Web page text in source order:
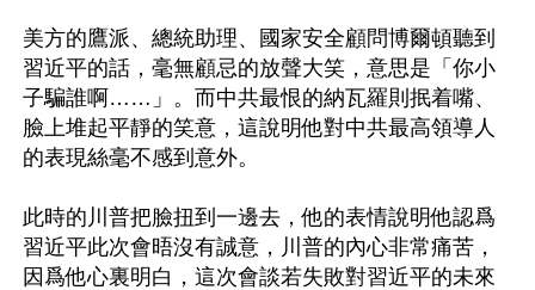
美方的鷹派、總統助理、國家安全顧問博爾頓聽到
習近平的話，毫無顧忌的放聲大笑，意思是「你小
子騙誰啊……」。而中共最恨的納瓦羅則抿着嘴、
臉上堆起平靜的笑意，這說明他對中共最高領導人
的表現絲毫不感到意外。
此時的川普把臉扭到一邊去，他的表情說明他認爲
習近平此次會晤沒有誠意，川普的內心非常痛苦，
因爲他心裏明白，這次會談若失敗對習近平的未來